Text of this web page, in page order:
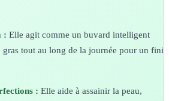
: Elle agit comme un buvard intelligent
gras tout au long de la journée pour un fini
: Elle aide à assainir la peau,